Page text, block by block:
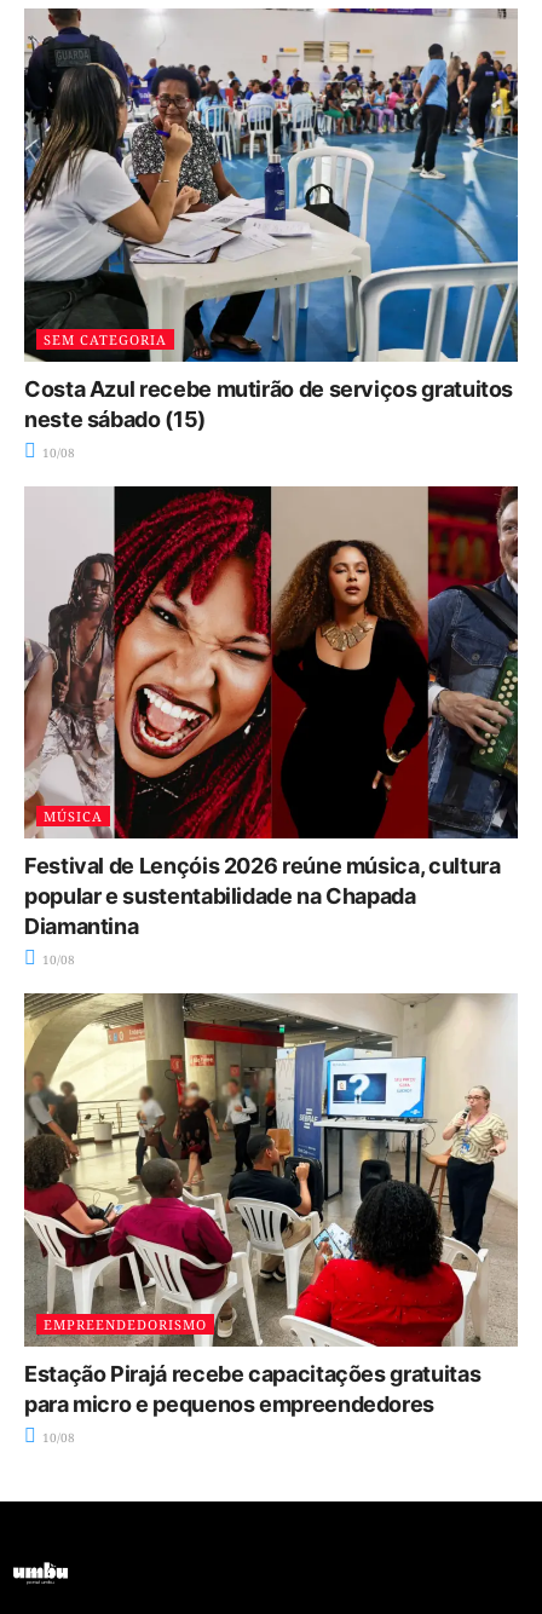
SEM CATEGORIA
Costa Azul recebe mutirão de serviços gratuitos
neste sábado (15)
10/08
MÚSICA
Festival de Lençóis 2026 reúne música, cultura
popular e sustentabilidade na Chapada
Diamantina
10/08
EMPREENDEDORISMO
Estação Pirajá recebe capacitações gratuitas
para micro e pequenos empreendedores
10/08